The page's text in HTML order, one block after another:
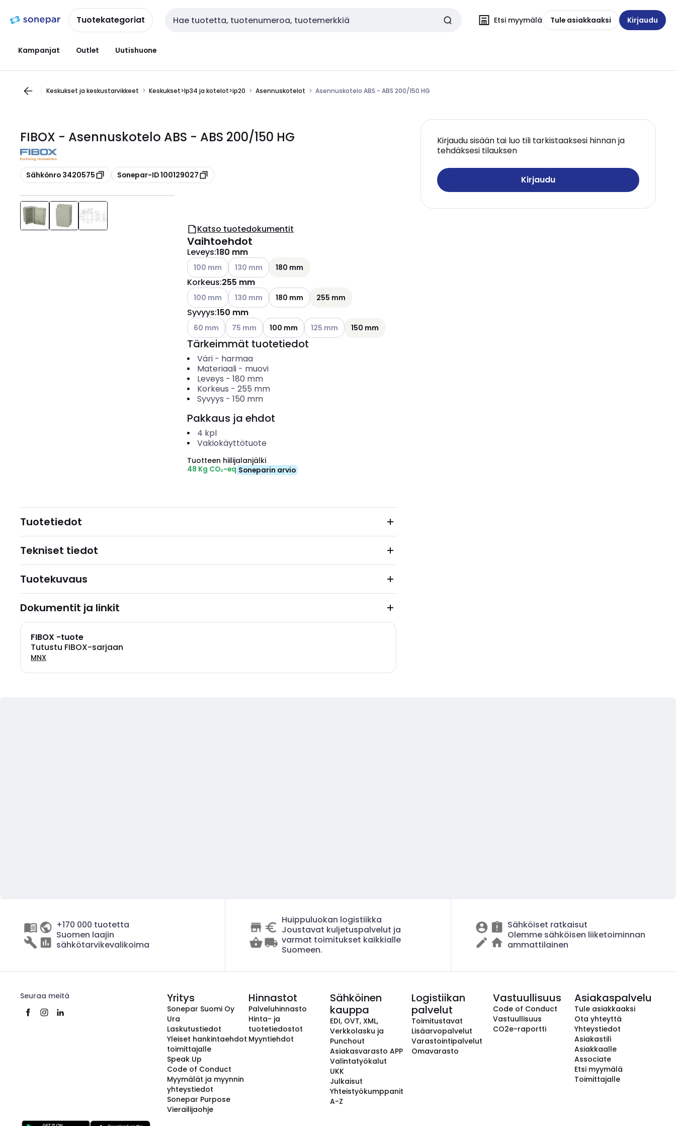
navigointiinsisältöönTuotekategoriat Haku Etsi myymälä Tule asiakkaaksi Kirjaudu
Kampanjat Outlet Uutishuone
Keskukset ja keskustarvikkeet Keskukset>Ip34 ja kotelot>ip20 Asennuskotelot Asennuskotelo ABS - ABS 200/150 HG
FIBOX - Asennuskotelo ABS - ABS 200/150 HG
Kopioi
Sähkönro 3420575 Kopioi
Sonepar-ID 100129027
Kirjaudu sisään tai luo tili tarkistaaksesi hinnan ja
tehdäksesi tilauksen
Kirjaudu
Katso tuotedokumentit
Vaihtoehdot
Leveys:180 mm
Katso käytettävissä olevat vaihtoehdot
100 mm Katso käytettävissä olevat vaihtoehdot
130 mm 180 mm
Korkeus:255 mm
Katso käytettävissä olevat vaihtoehdot
100 mm Katso käytettävissä olevat vaihtoehdot
130 mm 180 mm 255 mm
Syvyys:150 mm
Katso käytettävissä olevat vaihtoehdot
60 mm Katso käytettävissä olevat vaihtoehdot
75 mm 100 mm Katso käytettävissä olevat vaihtoehdot
125 mm 150 mm
Tärkeimmät tuotetiedot
Väri- harmaa
Materiaali- muovi
Leveys - 180 mm
Korkeus - 255 mm
Syvyys - 150 mm
Pakkaus ja ehdot
4 kpl
Vakiokäyttötuote
Tuotteen hiilijalanjälki
48 Kg CO₂-eq Soneparin arvio
Tuotetiedot
Tekniset tiedot
Tuotekuvaus
Dokumentit ja linkit
FIBOX -tuote
Tutustu FIBOX-sarjaan
MNX
+170 000 tuotetta
Suomen laajin
sähkötarvikevalikoima
Huippuluokan logistiikka
Joustavat kuljetuspalvelut ja
varmat toimitukset kaikkialle
Suomeen.
Sähköiset ratkaisut
Olemme sähköisen liiketoiminnan
ammattilainen
Seuraa meitä Yritys
Sonepar Suomi Oy
Ura
Laskutustiedot
Yleiset hankintaehdot
toimittajalle
Speak Up
Code of Conduct
Myymälät ja myynnin
yhteystiedot
Sonepar Purpose
Vierailijaohje
Hinnastot
Palveluhinnasto
Hinta- ja
tuotetiedostot
Myyntiehdot
Sähköinen
kauppa
EDI, OVT, XML,
Verkkolasku ja
Punchout
Asiakasvarasto APP
Valintatyökalut
UKK
Julkaisut
Yhteistyökumppanit
A-Z
Logistiikan
palvelut
Toimitustavat
Lisäarvopalvelut
Varastointipalvelut
Omavarasto
Vastuullisuus
Code of Conduct
Vastuullisuus
CO2e-raportti
Asiakaspalvelu
Tule asiakkaaksi
Ota yhteyttä
Yhteystiedot
Asiakastili
Asiakkaalle
Associate
Etsi myymälä
Toimittajalle